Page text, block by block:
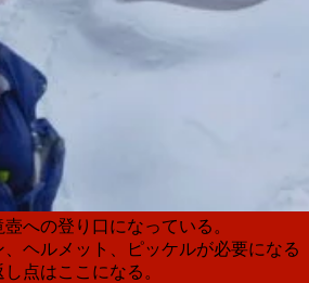
への登り口になっている。
ヘルメット、ピッケルが必要になる
点はここになる。